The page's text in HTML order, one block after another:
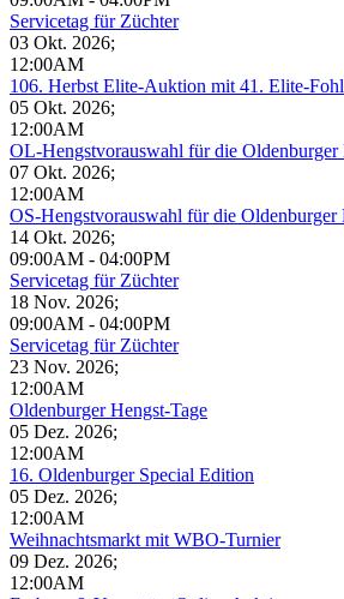
Servicetag für Züchter
03 Okt. 2026;
12:00AM
106. Herbst Elite-Auktion mit 41. Elite-
05 Okt. 2026;
12:00AM
OL-Hengstvorauswahl für die Oldenburger
07 Okt. 2026;
12:00AM
OS-Hengstvorauswahl für die Oldenburger
14 Okt. 2026;
09:00AM - 04:00PM
Servicetag für Züchter
18 Nov. 2026;
09:00AM - 04:00PM
Servicetag für Züchter
23 Nov. 2026;
12:00AM
Oldenburger Hengst-Tage
05 Dez. 2026;
12:00AM
16. Oldenburger Special Edition
05 Dez. 2026;
12:00AM
Weihnachtsmarkt mit WBO-Turnier
09 Dez. 2026;
12:00AM